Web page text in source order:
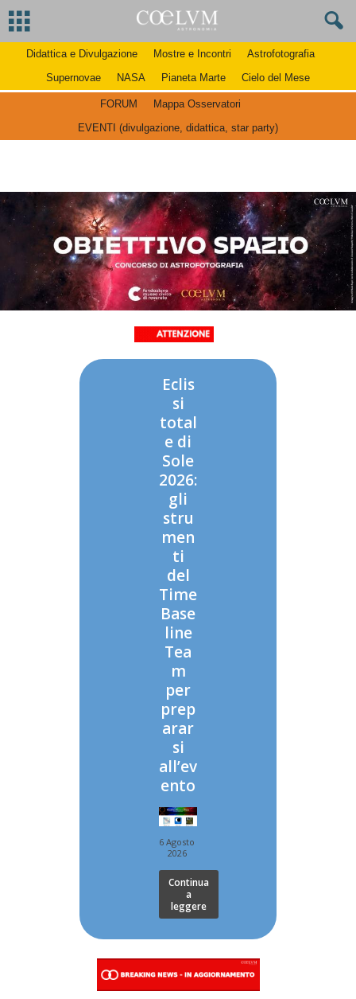
Didattica e Divulgazione Mostre e Incontri
Astrofotografia
Supernovae
NASA Pianeta Marte Cielo del Mese
FORUM
Mappa Osservatori
EVENTI (divulgazione, didattica, star party)
Eclis
si
total
e di
Sole
2026:
gli
stru
men
ti
del
Time
Base
line
Tea
m
per
prep
arar
si
all’ev
ento
6 Agosto
2026
Continua
a
leggere